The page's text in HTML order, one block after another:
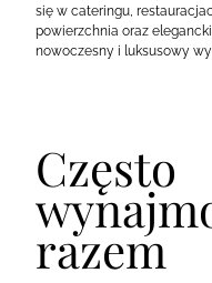
się w cateringu,
powierzchnia oraz
nowoczesny i luksusowy
Często
razem